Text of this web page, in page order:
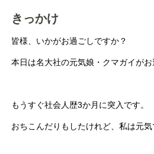
きっかけ
皆様、いかがお過ごしですか？
本日は名大社の元気娘・クマガイがお
もうすぐ社会人歴3か月に突入です。
おちこんだりもしたけれど、私は元気